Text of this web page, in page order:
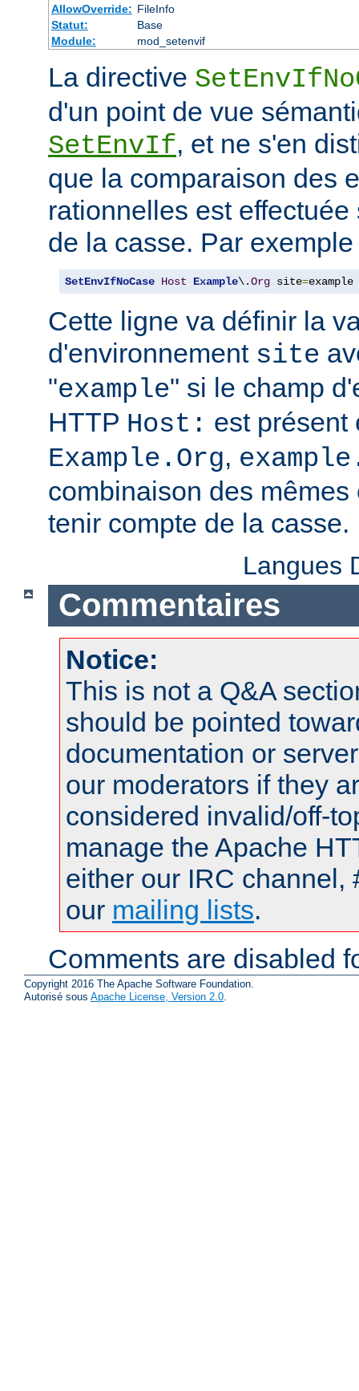
AllowOverride: FileInfo
Statut:
Base
Module:
mod_setenvif
La directive
d'un point de vue
SetEnvIf, et ne s'en
que la comparaison des
rationnelles est
de la casse. Par exemple
SetEnvIfNoCase Host Example\.Org site=example
Cette ligne va définir la
d'environnement site
"example" si le champ
HTTP Host: est présent
Example.Org,
combinaison des
tenir compte de la casse.
Langues
Commentaires
Notice:
This is not a Q&A
should be pointed
documentation or
our moderators if they
considered invalid/off-
manage the Apache
either our IRC channel,
our mailing lists.
Comments are disabled
Copyright 2016 The Apache Software Foundation.
Autorisé sous Apache License, Version 2.0